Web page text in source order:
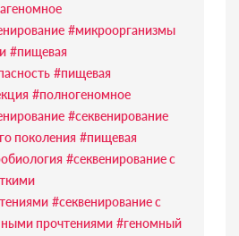
#микроорганизмы
#пищевая
#пищевая
#полногеномное
#секвенирование
поколения #пищевая
#секвенирование с
#секвенирование с
прочтениями #геномный